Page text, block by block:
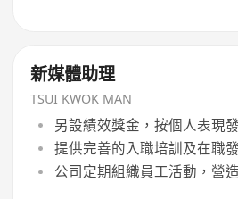
新媒體助理
TSUI KWOK MAN
另設績效獎金，按個人表現
提供完善的入職培訓及在職
公司定期組織員工活動，營